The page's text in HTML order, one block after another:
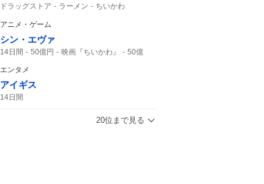
ドラッグストア ラーメン ちいかわ
アニメ・ゲーム
シン・エヴァ
14日間 50億円 映画『ちいかわ』
50億
エンタメ
アイギス
14日間
20位まで見る